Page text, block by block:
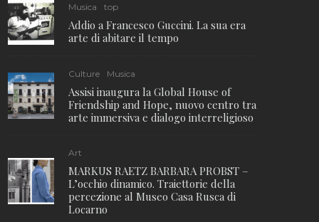
Musica top
Addio a Francesco Guccini. La sua era
arte di abitare il tempo
Culture Musica
Assisi inaugura la Global House of
Friendship and Hope, nuovo centro tra
arte immersiva e dialogo interreligioso
Art
MARKUS RAETZ BARBARA PROBST –
L’occhio dinamico. Traiettorie della
percezione al Museo Casa Rusca di
Locarno